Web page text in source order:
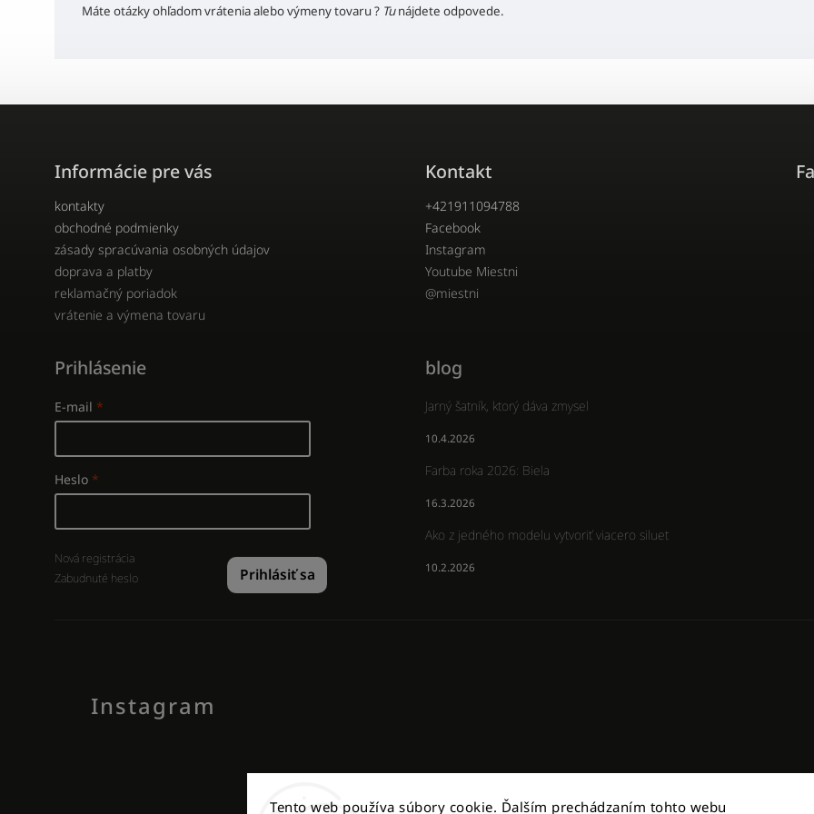
Tento web používa súbory cookie. Ďalším prechádzaním tohto webu
Máte otázky ohľadom vrátenia alebo výmeny tovaru ? Tu nájdete odpovede.
Informácie pre vás
kontakty
obchodné podmienky
zásady spracúvania osobných údajov
doprava a platby
reklamačný poriadok
vrátenie a výmena tovaru
Kontakt
+421911094788
Facebook
Instagram
Youtube Miestni
@miestni
Instagram
Prihlásenie
E-mail
Heslo
Prihlásiť sa
Nová registrácia
Zabudnuté heslo
blog
Jarný šatník, ktorý dáva zmysel
10.4.2026
Farba roka 2026: Biela
16.3.2026
Ako z jedného modelu vytvoriť viacero siluet
10.2.2026